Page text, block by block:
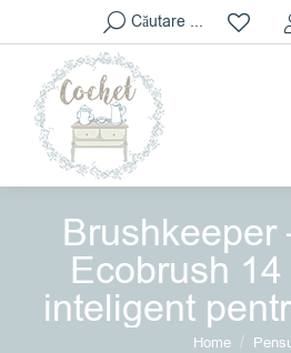
Search:Căutare ...
Brushkeeper
Ecobrush
inteligent
Home